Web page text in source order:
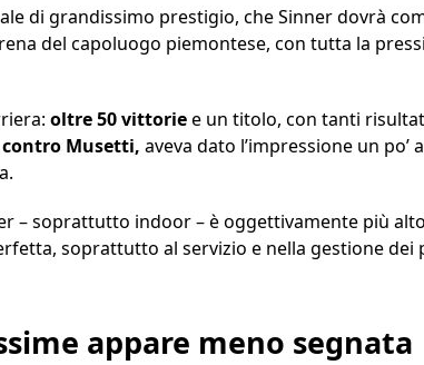
di grandissimo prestigio, che Sinner dovrà
del capoluogo piemontese, con tutta la
oltre 50 vittoriee un titolo, con tanti
Musetti, aveva dato l’impressione un po’
– soprattutto indoor – è oggettivamente più
soprattutto al servizio e nella gestione dei
appare meno segnata